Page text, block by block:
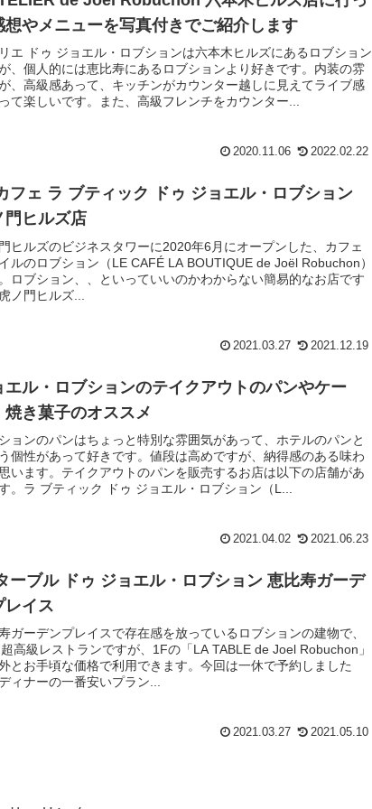
想やメニューを写真付きでご紹介します
エ ドゥ ジョエル・ロブションは六本木ヒルズにあるロブション
、個人的には恵比寿にあるロブションより好きです。内装の雰
、高級感あって、キッチンがカウンター越しに見えてライブ感
て楽しいです。また、高級フレンチをカウンター...
2020.11.06 2022.02.22
フェ ラ ブティック ドゥ ジョエル・ロブション
門ヒルズ店
ヒルズのビジネスタワーに2020年6月にオープンした、カフェ
ルのロブション（LE CAFÉ LA BOUTIQUE de Joël Robuchon）
ロブション、、といっていいのかわからない簡易的なお店です
ノ門ヒルズ...
2021.03.27 2021.12.19
エル・ロブションのテイクアウトのパンやケー
焼き菓子のオススメ
ョンのパンはちょっと特別な雰囲気があって、ホテルのパンと
個性があって好きです。値段は高めですが、納得感のある味わ
います。テイクアウトのパンを販売するお店は以下の店舗があ
。ラ ブティック ドゥ ジョエル・ロブション（L...
2021.04.02 2021.06.23
ーブル ドゥ ジョエル・ロブション 恵比寿ガーデ
レイス
ガーデンプレイスで存在感を放っているロブションの建物で、
高級レストランですが、1Fの「LA TABLE de Joel Robuchon」
とお手頃な価格で利用できます。今回は一休で予約しました
ィナーの一番安いプラン...
2021.03.27 2021.05.10